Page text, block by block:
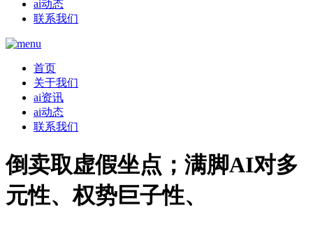
ai动态
联系我们
首页
关于我们
ai资讯
ai动态
联系我们
倒卖取虚假坐点；满脚AI对多
元性、权势巨子性、